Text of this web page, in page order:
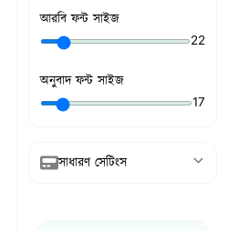
আরবি ফন্ট সাইজ
22
অনুবাদ ফন্ট সাইজ
17
সাধারণ সেটিংস